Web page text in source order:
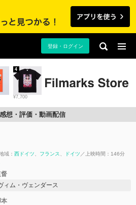
登録・ログイン
¥7,700
4
想・評価・動画配信
域： 西ドイツ フランス ドイツ
上映時間：146分
督
ィム・ヴェンダース
本